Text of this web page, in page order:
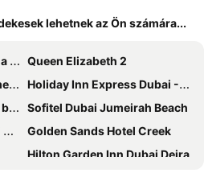
lehetnek az Ön számára...
Queen Elizabeth 2
Holiday Inn Express Dubai - Safa Park By Ihg
Sofitel Dubai Jumeirah Beach
Golden Sands Hotel Creek
Hilton Garden Inn Dubai Deira